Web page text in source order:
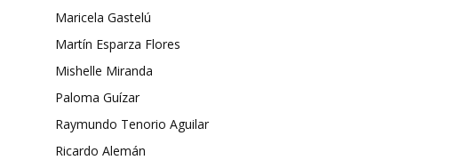
Maricela Gastelú
Martín Esparza Flores
Mishelle Miranda
Paloma Guízar
Raymundo Tenorio Aguilar
Ricardo Alemán